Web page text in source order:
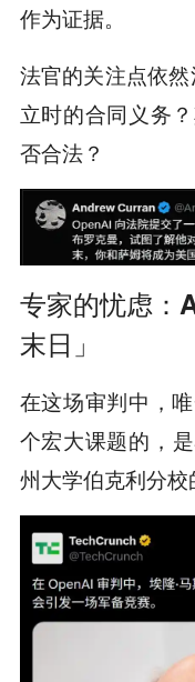
作为证据。
法官的关注点依
立时的合同义务
否合法？
专家的忧虑：
末日」
在这场审判中，
个宏大课题的，
州大学伯克利分校